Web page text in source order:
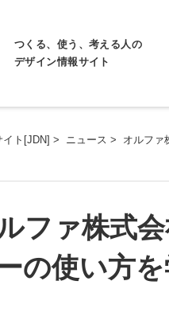
つくる、使う、考える人の
デザイン情報サイト
ト[JDN] > ニュース > オルファ
ファ株式
の使い方